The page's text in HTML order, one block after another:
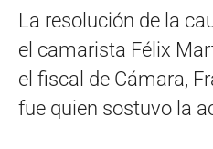
La resolución de la
el camarista Félix
el fiscal de Cámara,
fue quien sostuvo la